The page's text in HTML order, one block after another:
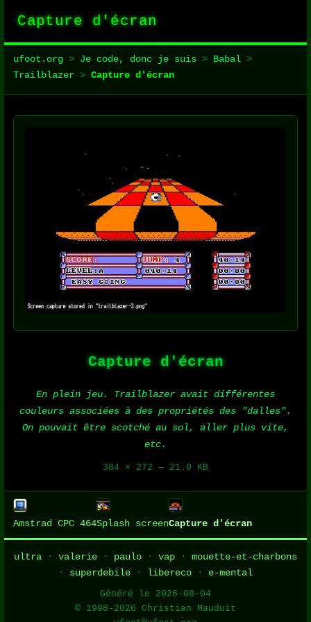
Capture d'écran
ufoot.org> Je code, donc je suis> Babal>
Trailblazer> Capture d'écran
Capture d'écran
En plein jeu. Trailblazer avait différentes
couleurs associées à des propriétés des "dalles".
On pouvait être scotché au sol, aller plus vite,
etc.
384 × 272 — 21.0 KB
Amstrad CPC 464Splash screenCapture d'écran
ultra · valerie · paulo · vap · mouette-et-charbons
· superdebile · libereco · e-mental
Généré le 2026-08-04
© 1998-2026 Christian Mauduit